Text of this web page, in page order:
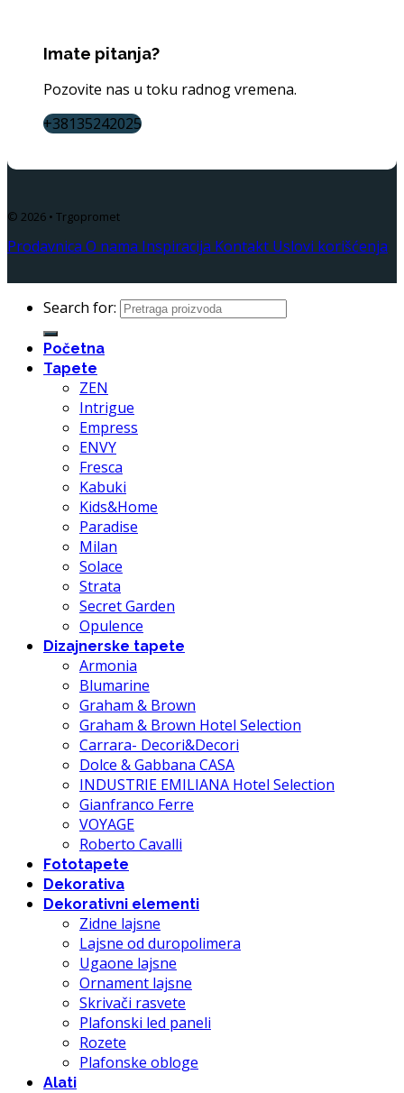
Imate pitanja?
Pozovite nas u toku radnog vremena.
+38135242025
© 2026 • Trgopromet
Prodavnica O nama Inspiracija Kontakt Uslovi korišćenja
Search for:
Početna
Tapete
ZEN
Intrigue
Empress
ENVY
Fresca
Kabuki
Kids&Home
Paradise
Milan
Solace
Strata
Secret Garden
Opulence
Dizajnerske tapete
Armonia
Blumarine
Graham & Brown
Graham & Brown Hotel Selection
Carrara- Decori&Decori
Dolce & Gabbana CASA
INDUSTRIE EMILIANA Hotel Selection
Gianfranco Ferre
VOYAGE
Roberto Cavalli
Fototapete
Dekorativa
Dekorativni elementi
Zidne lajsne
Lajsne od duropolimera
Ugaone lajsne
Ornament lajsne
Skrivači rasvete
Plafonski led paneli
Rozete
Plafonske obloge
Alati